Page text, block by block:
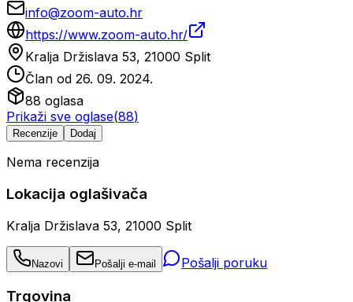
info@zoom-auto.hr
https://www.zoom-auto.hr/
Kralja Držislava 53, 21000 Split
Član od 26. 09. 2024.
88 oglasa
Prikaži sve oglase(88)
Recenzije Dodaj
Nema recenzija
Lokacija oglašivača
Kralja Držislava 53, 21000 Split
Nazovi Pošalji e-mail Pošalji poruku
Trgovina